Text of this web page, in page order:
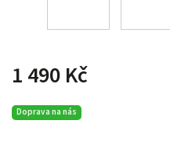
1 490 Kč
Doprava na nás